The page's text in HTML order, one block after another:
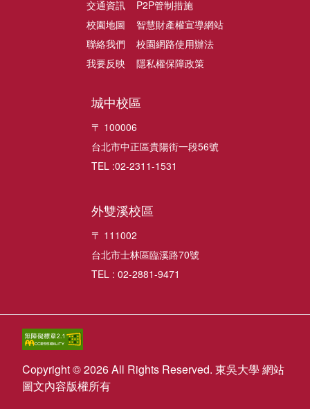
交通資訊
校園地圖
聯絡我們
我要反映
P2P管制措施
智慧財產權宣導網站
校園網路使用辦法
隱私權保障政策
城中校區
〒 100006
台北市中正區貴陽街一段56號
TEL :02-2311-1531
外雙溪校區
〒 111002
台北市士林區臨溪路70號
TEL : 02-2881-9471
Copyright © 2026 All Rights Reserved. 東吳大學 網站
圖文內容版權所有